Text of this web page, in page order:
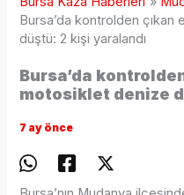
Bursa’da kontrolden
düştü: 2 kişi yaralandı
Bursa’da
motosiklet denize
7 ay önce